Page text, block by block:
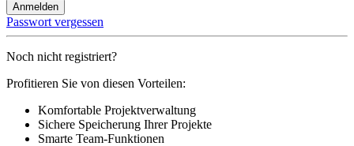
Anmelden
Passwort vergessen
Noch nicht registriert?
Profitieren Sie von diesen Vorteilen:
Komfortable Projektverwaltung
Sichere Speicherung Ihrer Projekte
Smarte Team-Funktionen